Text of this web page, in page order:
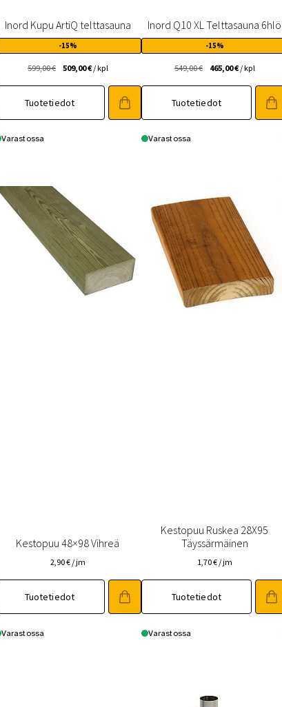
Inord Kupu ArtiQ telttasauna
-15%
599,00€ Alkuperäinen
599,00 €.
509,00€Nykyinen
509,00 €.
/ kpl
Tuotetiedot
Varastossa
Inord Q10 XL Telttasauna 6hlö
-15%
549,00€ Alkuperäinen
549,00 €.
465,00€Nykyinen
465,00 €.
/ kpl
Tuotetiedot
Varastossa
Kestopuu 48×98 Vihreä
2,90€ / jm
Tuotetiedot
Varastossa
Kestopuu Ruskea 28X95
Täyssärmäinen
1,70€ / jm
Tuotetiedot
Varastossa